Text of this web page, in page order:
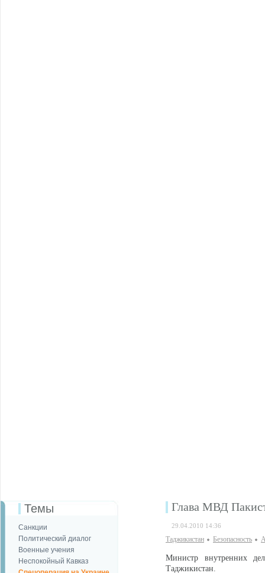
Темы
Санкции
Политический диалог
Военные учения
Неспокойный Кавказ
Глава МВД
29.04.2010 14:36
Таджикистан Безопаcность
Министр внутренних
Таджикистан.